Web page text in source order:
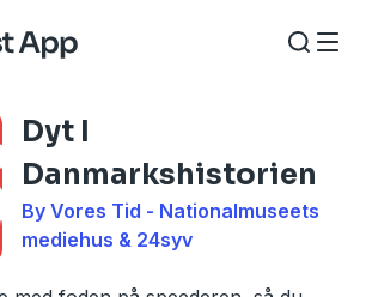
Dyt I
Danmarkshistorien
By Vores Tid - Nationalmuseets
mediehus & 24syv